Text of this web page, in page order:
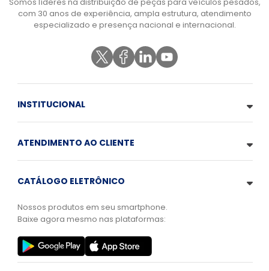
com 30 anos de experiência, ampla estrutura, atendimento
especializado e presença nacional e internacional.
INSTITUCIONAL
ATENDIMENTO AO CLIENTE
CATÁLOGO ELETRÔNICO
Nossos produtos em seu smartphone.
Baixe agora mesmo nas plataformas: